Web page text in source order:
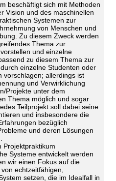
beschäftigt sich mit Methoden
Vision und des maschinellen
Systemen zur
von Menschen und
Zu diesem Zweck werden
Thema zur
und einzelne
zu diesem Thema zur
einzelne Studenten oder
vorschlagen; allerdings ist
und Verwirklichung
Projekte unter dem
Thema möglich und sogar
Teilprojekt soll dabei seine
und insbesondere die
bezüglich
und deren Lösungen
Projektpraktikum
Systeme entwickelt werden
wir einen Fokus auf die
echtzeitfähigen,
setzen, die im Idealfall in